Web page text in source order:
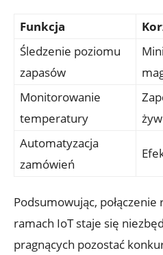
Funkcja
Śledzenie poziomu
zapasów
Monitorowanie
temperatury
Automatyzacja
zamówień
Podsumowując,
ramach IoT staje się
pragnących pozostać